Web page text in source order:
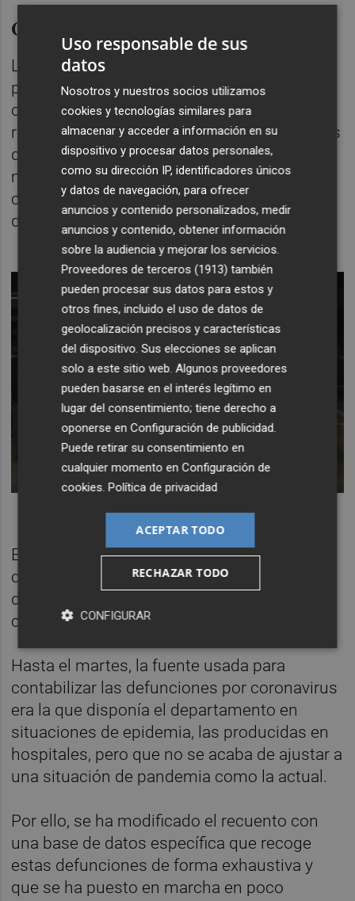
Cambio de método
La Conselleria de Salud ha culminado así un
proceso de ampliación de datos que
comunica diariamente, que hasta ahora
recogían las defunciones en hospitales, a las
que se suman a partir de este miércoles las
muertes en residencias y domicilios, lo que
comporta "un aumento evidente" de
defunciones.
Esta ampliación de datos es fruto del
cumplimiento de la orden dada por el
departamento a las empresas funerarias de
comunicar este tipo de información.
Hasta el martes, la fuente usada para
contabilizar las defunciones por coronavirus
era la que disponía el departamento en
situaciones de epidemia, las producidas en
hospitales, pero que no se acaba de ajustar a
una situación de pandemia como la actual.
Por ello, se ha modificado el recuento con
una base de datos específica que recoge
estas defunciones de forma exhaustiva y
que se ha puesto en marcha en poco
Uso responsable de sus
datos
Nosotros y nuestros socios utilizamos
cookies y tecnologías similares para
almacenar y acceder a información en su
dispositivo y procesar datos personales,
como su dirección IP, identificadores únicos
y datos de navegación, para ofrecer
anuncios y contenido personalizados, medir
anuncios y contenido, obtener información
sobre la audiencia y mejorar los servicios.
Proveedores de terceros (1913) también
pueden procesar sus datos para estos y
otros fines, incluido el uso de datos de
geolocalización precisos y características
del dispositivo. Sus elecciones se aplican
solo a este sitio web. Algunos proveedores
pueden basarse en el interés legítimo en
lugar del consentimiento; tiene derecho a
oponerse enConfiguración de publicidad
Puede retirar su consentimiento en
cualquier momento enConfiguración de
cookies .Política de privacidad
ACEPTAR TODO
RECHAZAR TODO
CONFIGURAR